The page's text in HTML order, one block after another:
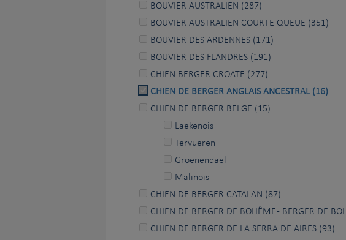
BOUVIER AUSTRALIEN (287)
BOUVIER AUSTRALIEN COURTE QUEUE (351)
BOUVIER DES ARDENNES (171)
BOUVIER DES FLANDRES (191)
CHIEN BERGER CROATE (277)
CHIEN DE BERGER ANGLAIS ANCESTRAL (16)
CHIEN DE BERGER BELGE (15)
Laekenois
Tervueren
Groenendael
Malinois
CHIEN DE BERGER CATALAN (87)
CHIEN DE BERGER DE BOHÊME - BERGER DE
CHIEN DE BERGER DE LA SERRA DE AIRES (93)